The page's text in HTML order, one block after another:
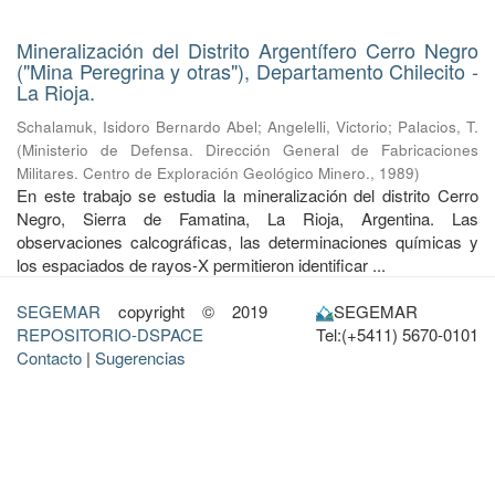
Mineralización del Distrito Argentífero Cerro Negro
("Mina Peregrina y otras"), Departamento Chilecito -
La Rioja.
Schalamuk, Isidoro Bernardo Abel; Angelelli, Victorio; Palacios, T.
(Ministerio de Defensa. Dirección General de Fabricaciones
Militares. Centro de Exploración Geológico Minero., 1989)
En este trabajo se estudia la mineralización del distrito Cerro
Negro, Sierra de Famatina, La Rioja, Argentina. Las
observaciones calcográficas, las determinaciones químicas y
los espaciados de rayos-X permitieron identificar ...
SEGEMAR copyright © 2019
REPOSITORIO-DSPACE
Contacto | Sugerencias
SEGEMAR
Tel:(+5411) 5670-0101